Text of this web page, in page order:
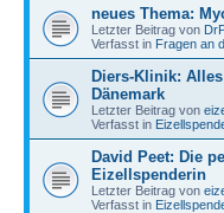
neues Thema:
Letzter Beitrag von
Verfasst in Fragen an
Diers-Klinik:
Dänemark
Letzter Beitrag von
Verfasst in
David Peet: Die
Eizellspenderin
Letzter Beitrag von
Verfasst in